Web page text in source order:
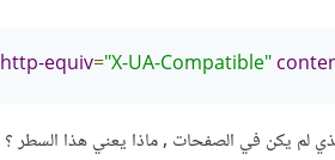
http-equiv="X-UA-Compatible"
لم يكن في الصفحات , ماذا يعني هذا السطر ؟